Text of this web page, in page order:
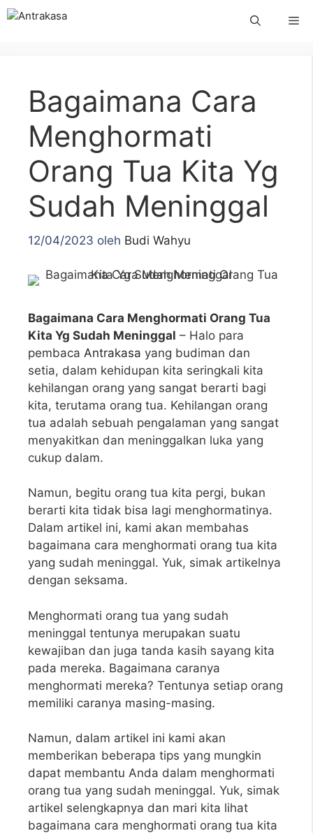
Langsung
Bagaimana Cara
Menghormati
Orang Tua Kita Yg
Sudah Meninggal
12/04/2023 oleh Budi Wahyu
Bagaimana Cara Menghormati Orang Tua
Kita Yg Sudah Meninggal – Halo para
pembaca Antrakasa yang budiman dan
setia, dalam kehidupan kita seringkali kita
kehilangan orang yang sangat berarti bagi
kita, terutama orang tua. Kehilangan orang
tua adalah sebuah pengalaman yang sangat
menyakitkan dan meninggalkan luka yang
cukup dalam.
Namun, begitu orang tua kita pergi, bukan
berarti kita tidak bisa lagi menghormatinya.
Dalam artikel ini, kami akan membahas
bagaimana cara menghormati orang tua kita
yang sudah meninggal. Yuk, simak artikelnya
dengan seksama.
Menghormati orang tua yang sudah
meninggal tentunya merupakan suatu
kewajiban dan juga tanda kasih sayang kita
pada mereka. Bagaimana caranya
menghormati mereka? Tentunya setiap orang
memiliki caranya masing-masing.
Namun, dalam artikel ini kami akan
memberikan beberapa tips yang mungkin
dapat membantu Anda dalam menghormati
orang tua yang sudah meninggal. Yuk, simak
artikel selengkapnya dan mari kita lihat
bagaimana cara menghormati orang tua kita